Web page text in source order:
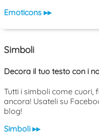
Emoticons ▸▸
Simboli
Decora il tuo testo con i
Tutti i simboli come
ancora! Usateli su
blog!
Simboli ▸▸